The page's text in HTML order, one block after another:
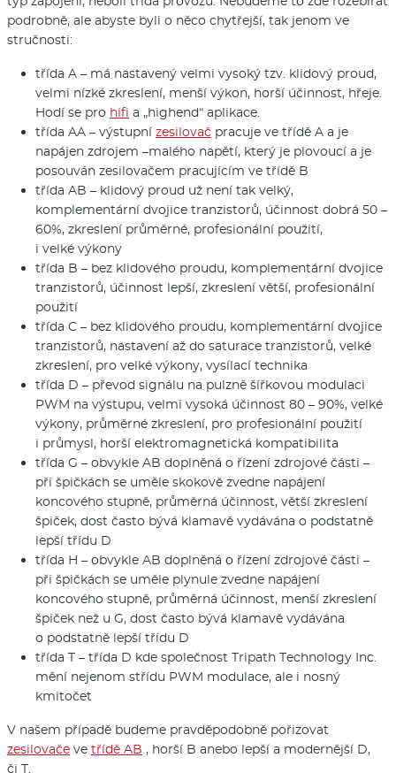
podrobně, ale abyste byli o něco chytřejší, tak jenom ve
stručnosti:
třída A – má nastavený velmi vysoký tzv. klidový proud,
velmi nízké zkreslení, menší výkon, horší účinnost, hřeje.
Hodí se pro hifi a „highend“ aplikace.
třída AA – výstupní zesilovač pracuje ve třídě A a je
napájen zdrojem –malého napětí, který je plovoucí a je
posouván zesilovačem pracujícím ve třídě B
třída AB – klidový proud už není tak velký,
komplementární dvojice tranzistorů, účinnost dobrá 50 –
60%, zkreslení průměrné, profesionální použití,
i velké výkony
třída B – bez klidového proudu, komplementární dvojice
tranzistorů, účinnost lepší, zkreslení větší, profesionální
použití
třída C – bez klidového proudu, komplementární dvojice
tranzistorů, nastavení až do saturace tranzistorů, velké
zkreslení, pro velké výkony, vysílací technika
třída D – převod signálu na pulzně šířkovou modulaci
PWM na výstupu, velmi vysoká účinnost 80 – 90%, velké
výkony, průměrné zkreslení, pro profesionální použití
i průmysl, horší elektromagnetická kompatibilita
třída G – obvykle AB doplněná o řízení zdrojové části –
při špičkách se uměle skokově zvedne napájení
koncového stupně, průměrná účinnost, větší zkreslení
špiček, dost často bývá klamavě vydávána o podstatně
lepší třídu D
třída H – obvykle AB doplněná o řízení zdrojové části –
při špičkách se uměle plynule zvedne napájení
koncového stupně, průměrná účinnost, menší zkreslení
špiček než u G, dost často bývá klamavě vydávána
o podstatně lepší třídu D
třída T – třída D kde společnost Tripath Technology Inc.
mění nejenom střídu PWM modulace, ale i nosný
kmitočet
V našem případě budeme pravděpodobně pořizovat
zesilovače ve třídě AB , horší B anebo lepší a modernější D,
či T.